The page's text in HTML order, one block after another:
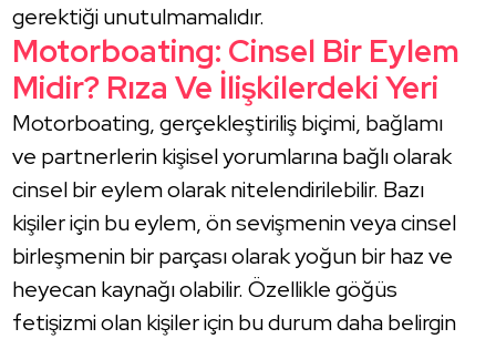
gerektiği unutulmamalıdır.
Motorboating: Cinsel Bir Eylem
Midir? Rıza Ve İlişkilerdeki Yeri
Motorboating, gerçekleştiriliş biçimi, bağlamı
ve partnerlerin kişisel yorumlarına bağlı olarak
cinsel bir eylem olarak nitelendirilebilir. Bazı
kişiler için bu eylem, ön sevişmenin veya cinsel
birleşmenin bir parçası olarak yoğun bir haz ve
heyecan kaynağı olabilir. Özellikle göğüs
fetişizmi olan kişiler için bu durum daha belirgin